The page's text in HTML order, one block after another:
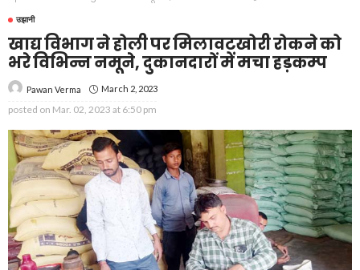
उझानी
खाद्य विभाग ने होली पर मिलावटखोरी रोकने को
भरे विभिन्न नमूने, दुकानदारों में मचा हड़कम्प
Pawan Verma March 2, 2023
posted on Mar. 02, 2023 at 6:50 pm